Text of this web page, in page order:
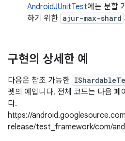
AndroidJUnitTest에는 분할
하기 위한 ajur-max-shard
구현의 상세한 예
다음은 참조 가능한
펫의 예입니다. 전체 코드는 다음 페
다.
https://
release/test_framework/com/